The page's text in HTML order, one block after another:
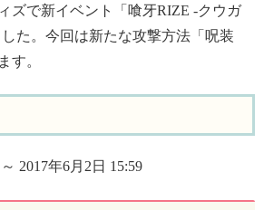
ズで新イベント「喰牙RIZE -クウガ
た。今回は新たな攻撃方法「呪装
す。
2017年6月2日 15:59